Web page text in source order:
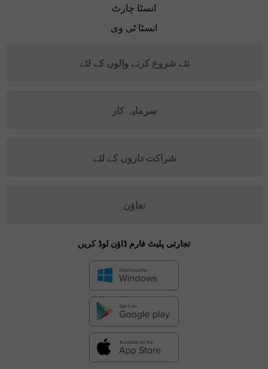
انسٹا چارٹ
انسٹا ٹی وی
نئے شروع کرنے والوں کے لئے
سرمایہ کار
شراکت داروں کے لئے
تعاؤن
تجارتی پلیٹ فارم ڈاؤن لوڈ کریں